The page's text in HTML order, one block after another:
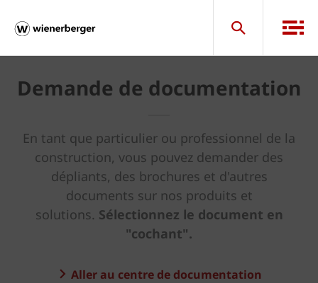
Demande de documentation
En tant que particulier ou professionnel de la
construction, vous pouvez demander des
dépliants, des brochures et d'autres
documents sur nos produits et
solutions. Sélectionnez le document en
"cochant".
Aller au centre de documentation